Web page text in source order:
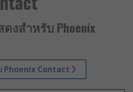
งสำหรับ Phoenix
Phoenix Contact